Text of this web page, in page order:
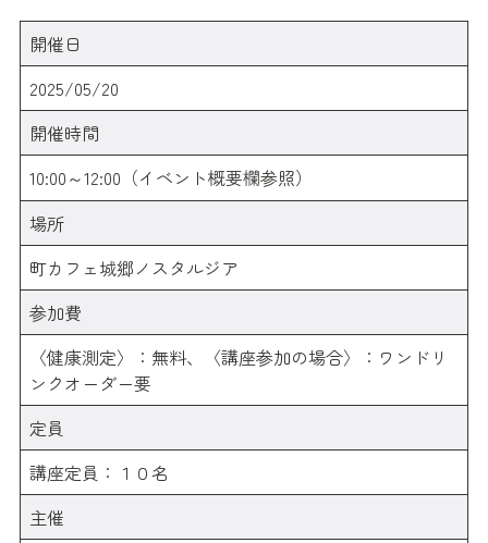
開催日
2025/05/20
開催時間
10:00～12:00（イベント概要欄参照）
場所
町カフェ城郷ノスタルジア
参加費
〈健康測定〉：無料、〈講座参加の場合〉：ワンドリ
ンクオーダー要
定員
講座定員：１０名
主催